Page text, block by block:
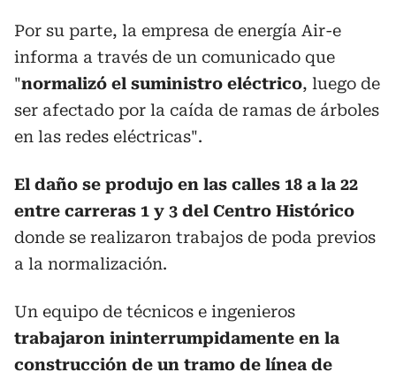
Por su parte, la empresa de energía Air-e
informa a través de un comunicado que
"normalizó el suministro eléctrico, luego de
ser afectado por la caída de ramas de árboles
en las redes eléctricas".
El daño se produjo en las calles 18 a la 22
entre carreras 1 y 3 del Centro Histórico
donde se realizaron trabajos de poda previos
a la normalización.
Un equipo de técnicos e ingenieros
trabajaron ininterrumpidamente en la
construcción de un tramo de línea de